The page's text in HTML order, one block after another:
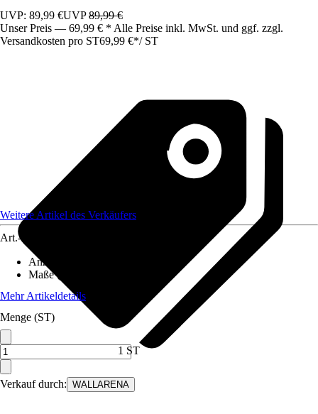
UVP: 89,99 €UVP89,99 €
Unser Preis — 69,99 € * Alle Preise inkl. MwSt. und ggf. zzgl.
Versandkosten pro ST69,99 €*/ ST
Verkauf durch: WALLARENA
Weitere Artikel des Verkäufers
Art.-Nr.
Anzahl der Teile
Maße (BxH)
Mehr Artikeldetails
Menge (ST)
1 ST